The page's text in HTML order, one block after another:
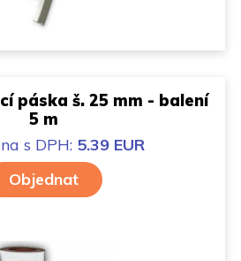
páska š. 25 mm - balení
5 m
s DPH: 5.39 EUR
Objednat